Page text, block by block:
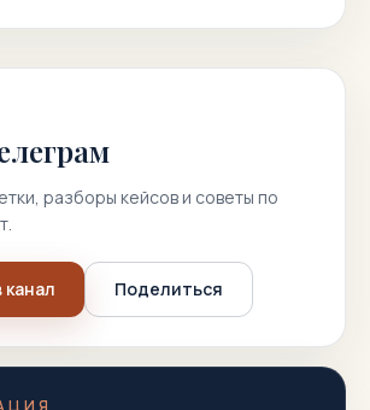
разборы кейсов и советы по
Поделиться